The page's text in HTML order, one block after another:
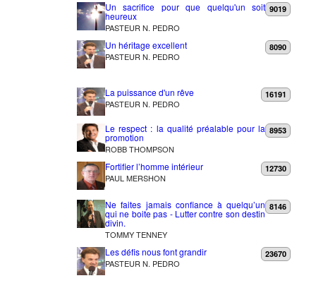
Un sacrifice pour que quelqu'un soit
heureux
PASTEUR N. PEDRO
9019
Un héritage excellent
PASTEUR N. PEDRO
8090
La puissance d'un rêve
PASTEUR N. PEDRO
16191
Le respect : la qualité préalable pour la
promotion
ROBB THOMPSON
8953
Fortifier l’homme intérieur
PAUL MERSHON
12730
Ne faites jamais confiance à quelqu’un
qui ne boite pas - Lutter contre son destin
divin.
TOMMY TENNEY
8146
Les défis nous font grandir
PASTEUR N. PEDRO
23670